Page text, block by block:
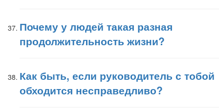
Почему у людей такая разная
продолжительность жизни?
Как быть, если руководитель с тобой
обходится несправедливо?